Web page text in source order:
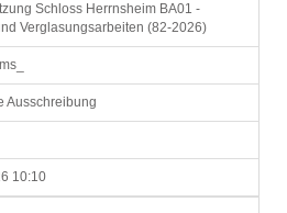
Schloss Herrnsheim BA01 -
Verglasungsarbeiten (82-2026)
Ausschreibung
10:10